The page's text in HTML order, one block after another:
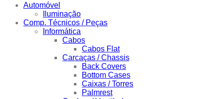
Automóvel
Iluminação
Comp. Técnicos / Peças
Informática
Cabos
Cabos Flat
Carcaças / Chassis
Back Covers
Bottom Cases
Caixas / Torres
Palmrest